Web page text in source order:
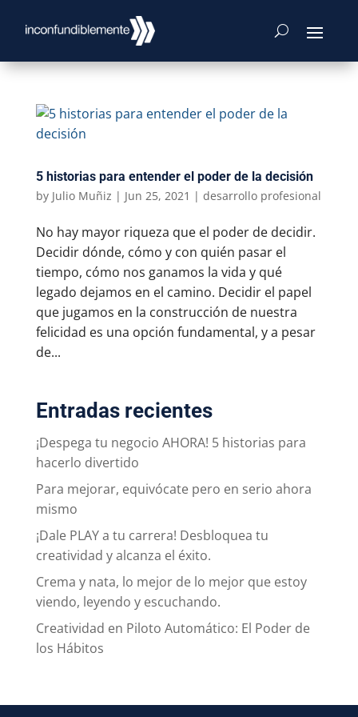
5 historias para entender el poder de la decisión
by Julio Muñiz | Jun 25, 2021 | desarrollo profesional
No hay mayor riqueza que el poder de decidir.
Decidir dónde, cómo y con quién pasar el
tiempo, cómo nos ganamos la vida y qué
legado dejamos en el camino. Decidir el papel
que jugamos en la construcción de nuestra
felicidad es una opción fundamental, y a pesar
de...
Entradas recientes
¡Despega tu negocio AHORA! 5 historias para
hacerlo divertido
Para mejorar, equivócate pero en serio ahora
mismo
¡Dale PLAY a tu carrera! Desbloquea tu
creatividad y alcanza el éxito.
Crema y nata, lo mejor de lo mejor que estoy
viendo, leyendo y escuchando.
Creatividad en Piloto Automático: El Poder de
los Hábitos